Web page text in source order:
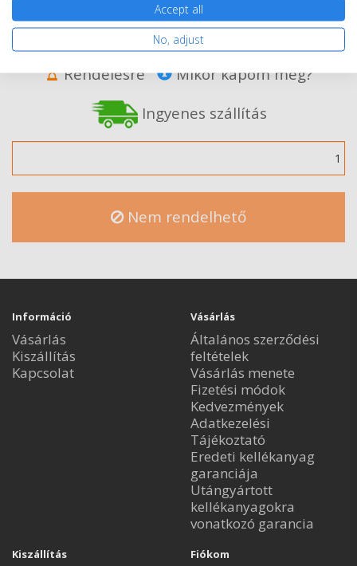
2 db25 390 Ft (bruttó 32 245 Ft) / db
23 090 Ft (bruttó 29 324 Ft) / db
Rendelésre
Mikor kapom meg?
Ingyenes szállítás
Nem rendelhető
Információ
Vásárlás
Kiszállítás
Kapcsolat
Vásárlás
Általános szerződési
feltételek
Vásárlás menete
Fizetési módok
Kedvezmények
Adatkezelési
Tájékoztató
Eredeti kellékanyag
garanciája
Utángyártott
kellékanyagokra
vonatkozó garancia
Kiszállítás Fiókom
Accept all
No, adjust